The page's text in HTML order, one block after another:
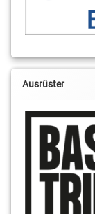
Ausrüster